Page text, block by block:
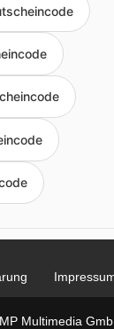
Multimedia